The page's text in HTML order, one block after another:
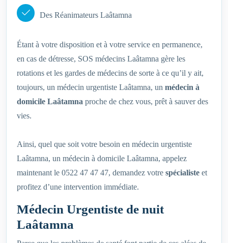
Des Réanimateurs Laâtamna
Étant à votre disposition et à votre service en permanence,
en cas de détresse, SOS médecins Laâtamna gère les
rotations et les gardes de médecins de sorte à ce qu’il y ait,
toujours, un médecin urgentiste Laâtamna, un médecin à
domicile Laâtamna proche de chez vous, prêt à sauver des
vies.
Ainsi, quel que soit votre besoin en médecin urgentiste
Laâtamna, un médecin à domicile Laâtamna, appelez
maintenant le 0522 47 47 47, demandez votre spécialiste et
profitez d’une intervention immédiate.
Médecin Urgentiste de nuit
Laâtamna